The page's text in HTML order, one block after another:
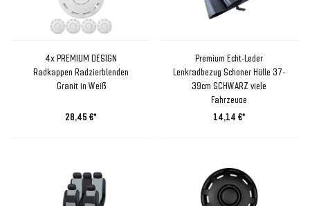
4x PREMIUM DESIGN
Radkappen Radzierblenden
Granit in Weiß
28,45 €*
Premium Echt-Leder
Lenkradbezug Schoner Hülle 37-
39cm SCHWARZ viele
Fahrzeuge
14,14 €*